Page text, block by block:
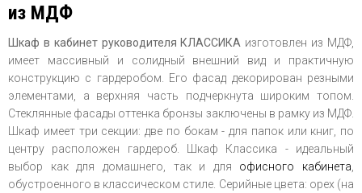
из МДФ
Шкаф в кабинет руководителя КЛАССИКА изготовлен из МДФ,
имеет массивный и солидный внешний вид и практичную
конструкцию с гардеробом. Его фасад декорирован резными
элементами, а верхняя часть подчеркнута широким топом.
Стеклянные фасады оттенка бронзы заключены в рамку из МДФ.
Шкаф имеет три секции: две по бокам - для папок или книг, по
центру расположен гардероб. Шкаф Классика - идеальный
выбор как для домашнего, так и для офисного кабинета
обустроенного в классическом стиле. Серийные цвета: орех (на